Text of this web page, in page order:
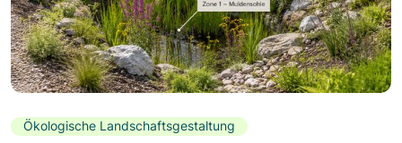
Ökologische Landschaftsgestaltung